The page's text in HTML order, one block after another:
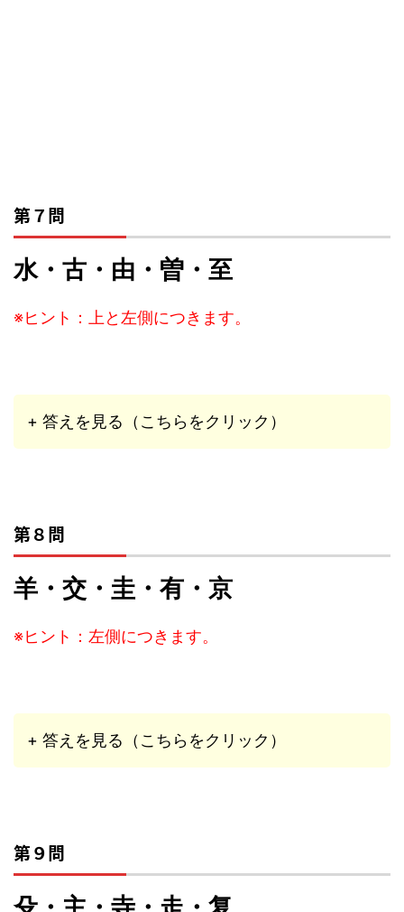
第７問
水・古・由・曽・至
※ヒント：上と左側につきます。
+ 答えを見る（こちらをクリック）
第８問
羊・交・圭・有・京
※ヒント：左側につきます。
+ 答えを見る（こちらをクリック）
第９問